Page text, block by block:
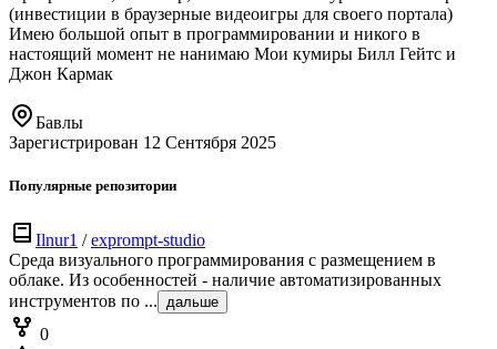
(инвестиции в браузерные видеоигры для своего портала)
Имею большой опыт в программировании и никого в
настоящий момент не нанимаю Мои кумиры Билл Гейтс и
Джон Кармак
Бавлы
Зарегистрирован 12 Сентября 2025
Популярные репозитории
Ilnur1 /exprompt-studio
Среда визуального программирования с размещением в
облаке. Из особенностей - наличие автоматизированных
инструментов по ... дальше
0